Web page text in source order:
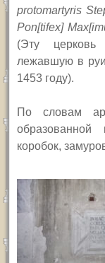
protomartyris
Pon[tifex]
(Эту церковь
лежавшую в
1453 году).
По словам
образованной
коробок,